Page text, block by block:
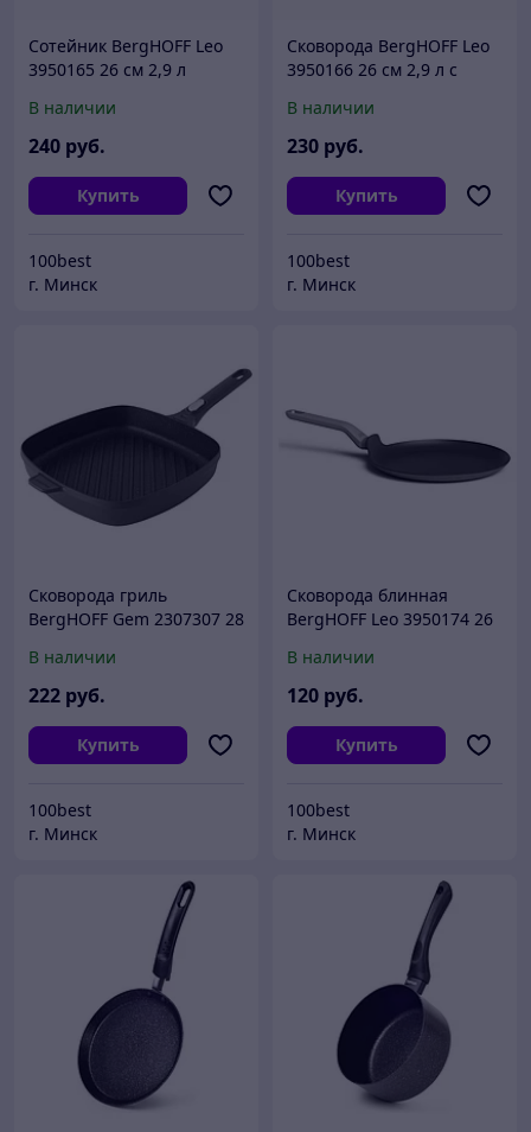
Сотейник BergHOFF Leo
3950165 26 см 2,9 л
В наличии
240 руб.
Купить
100best
г. Минск
Сковорода BergHOFF Leo
3950166 26 см 2,9 л с
В наличии
230 руб.
Купить
100best
г. Минск
Сковорода гриль
BergHOFF Gem 2307307 28
В наличии
222 руб.
Купить
100best
г. Минск
Сковорода блинная
BergHOFF Leo 3950174 26
В наличии
120 руб.
Купить
100best
г. Минск